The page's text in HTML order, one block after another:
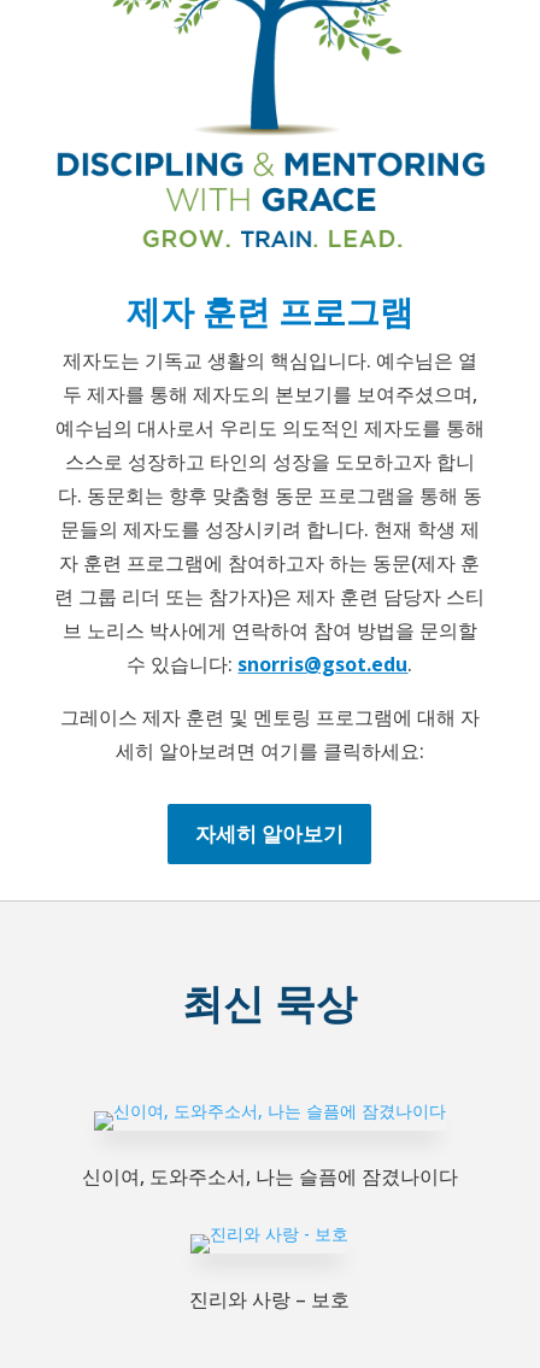
제자 훈련 프로그램
제자도는 기독교 생활의 핵심입니다. 예수님은 열
두 제자를 통해 제자도의 본보기를 보여주셨으며,
예수님의 대사로서 우리도 의도적인 제자도를 통해
스스로 성장하고 타인의 성장을 도모하고자 합니
다. 동문회는 향후 맞춤형 동문 프로그램을 통해 동
문들의 제자도를 성장시키려 합니다. 현재 학생 제
자 훈련 프로그램에 참여하고자 하는 동문(제자 훈
련 그룹 리더 또는 참가자)은 제자 훈련 담당자 스티
브 노리스 박사에게 연락하여 참여 방법을 문의할
수 있습니다: snorris@gsot.edu.
그레이스 제자 훈련 및 멘토링 프로그램에 대해 자
세히 알아보려면 여기를 클릭하세요:
자세히 알아보기
최신 묵상
신이여, 도와주소서, 나는 슬픔에 잠겼나이다
진리와 사랑 – 보호